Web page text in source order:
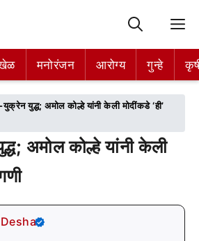
मनोरंजन आरोग्य गुन्हे
मनोरंजन आरोग्य गुन्हे
युक्रेन युद्ध; अमोल कोल्हे यांनी केली मोदींकडे ‘ही’
अमोल कोल्हे यांनी केली